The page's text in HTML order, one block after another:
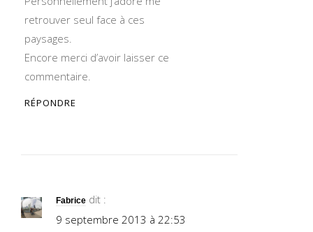
retrouver seul face à ces
paysages.
Encore merci d’avoir laisser ce
commentaire.
RÉPONDRE
Fabrice dit :
9 septembre 2013 à 22:53